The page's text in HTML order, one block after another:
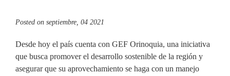
Posted on septiembre, 04 2021
Desde hoy el país cuenta con GEF Orinoquia, una iniciativa
que busca promover el desarrollo sostenible de la región y
asegurar que su aprovechamiento se haga con un manejo